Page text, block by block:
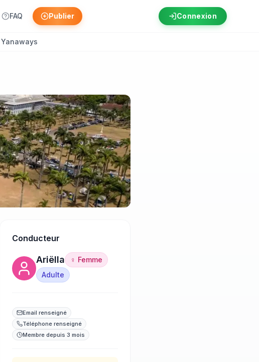
FAQ Publier Connexion
Conducteur
Ariëlla
♀ Femme
Adulte
Email renseigné
Téléphone renseigné
Membre depuis 3 mois